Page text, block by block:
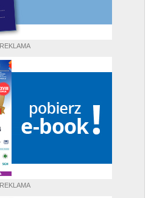
REKLAMA
REKLAMA